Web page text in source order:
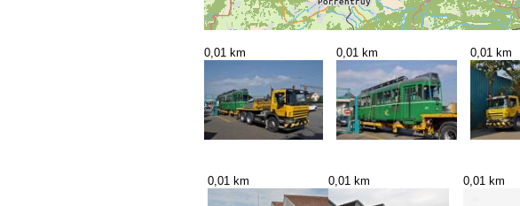
0,01 km 0,01 km 0,01 km
0,01 km 0,01 km 0,01 km